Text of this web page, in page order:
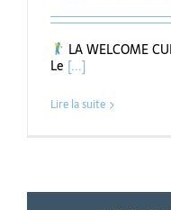
LA WELCOME
Le [...]
Lire la suite